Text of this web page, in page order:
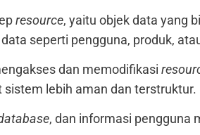
resource, yaitu objek data yang
seperti pengguna, produk,
dan memodifikasi
lebih aman dan terstruktur.
, dan informasi pengguna